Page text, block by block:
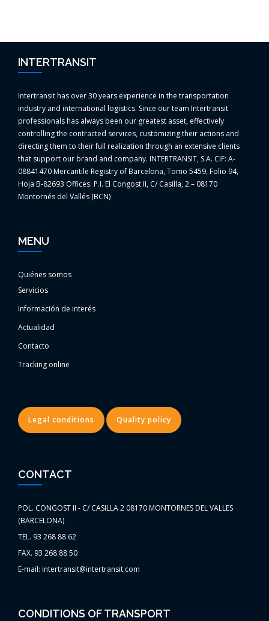
INTERTRANSIT
Intertransit has over 30 years experience in the transportation
industry and international logistics. Since our team Intertransit
professionals has always been our greatest asset, effectively
controlling the contracted services, customizing their actions and
directing them to their full realization through an extensive clients
that support our brand and company. INTERTRANSIT, S.A. CIF: A-
08841470 Mercantile Registry of Barcelona, Tomo 5459, Folio 94,
Hoja B-82693 Offices: P.I. El Congost II, C/ Casilla, 2 – 08170
Montornés del Vallés (BCN)
MENU
Quiénes somos
Servicios
Información de interés
Actualidad
Contacto
Tracking online
Legal conditions Quality policy
CONTACT
POL. CONGOST II - C/ CASILLA 2 08170 MONTORNES DEL VALLES
(BARCELONA)
TEL. 93 268 88 62
FAX. 93 268 88 50
E-mail: intertransit@intertransit.com
CONDITIONS OF TRANSPORT